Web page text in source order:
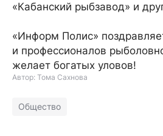
«Кабанский рыбзавод» и
«Информ Полис»
и профессионалов
желает богатых уловов!
Автор: Тома Сахнова
Общество